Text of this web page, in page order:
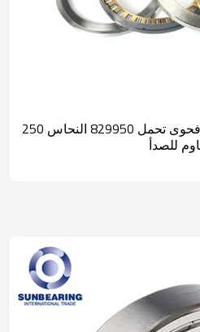
الشمس تحمل مدبب الاتجاه فحوى تحمل 829950 النحاس 250